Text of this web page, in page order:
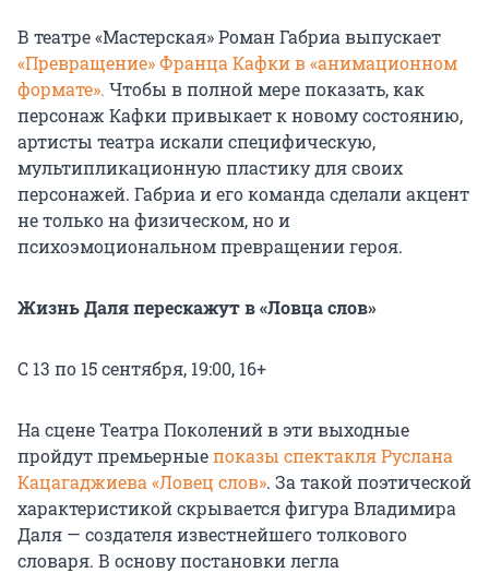
В театре «Мастерская» Роман Габриа выпускает
«Превращение» Франца Кафки в «анимационном
формате». Чтобы в полной мере показать, как
персонаж Кафки привыкает к новому состоянию,
артисты театра искали специфическую,
мультипликационную пластику для своих
персонажей. Габриа и его команда сделали акцент
не только на физическом, но и
психоэмоциональном превращении героя.
Жизнь Даля перескажут в «Ловца слов»
С 13 по 15 сентября, 19:00, 16+
На сцене Театра Поколений в эти выходные
пройдут премьерныепоказы спектакля Руслана
Кацагаджиева «Ловец слов». За такой поэтической
характеристикой скрывается фигура Владимира
Даля — создателя известнейшего толкового
словаря. В основу постановки легла